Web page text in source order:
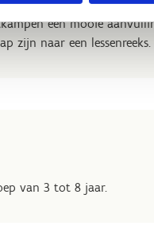
een mooie
zijn naar een lessenreeks.
van 3 tot 8 jaar.